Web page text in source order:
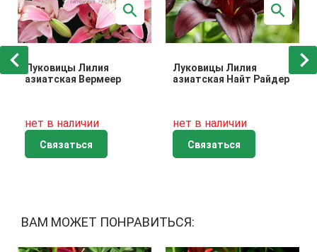
Луковицы Лилия
азиатская Вермеер
нет в наличии
Связаться
Луковицы Лилия
азиатская Найт Райдер
нет в наличии
Связаться
ВАМ МОЖЕТ ПОНРАВИТЬСЯ: